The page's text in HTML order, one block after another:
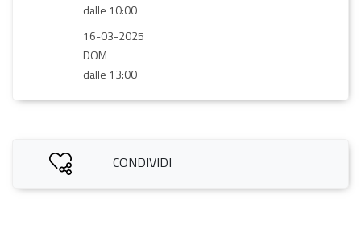
dalle 10:00
16-03-2025
DOM
dalle 13:00
CONDIVIDI